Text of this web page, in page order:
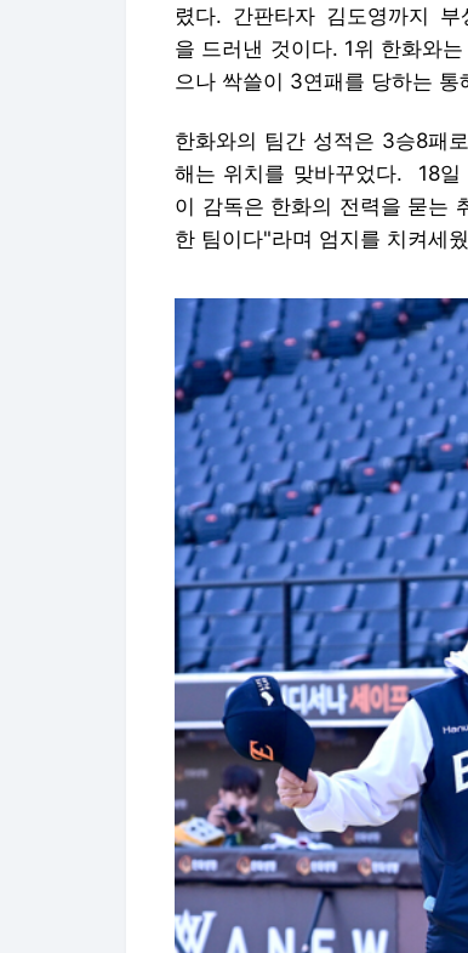
렸다. 간판타자 김도영까지
을 드러낸 것이다. 1위 한화와
으나 싹쓸이 3연패를 당하는 통
한화와의 팀간 성적은 3승8패
해는 위치를 맞바꾸었다. 18일
이 감독은 한화의 전력을 묻는
한 팀이다"라며 엄지를 치켜세